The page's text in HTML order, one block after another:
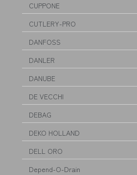
CUPPONE
CUTLERY-PRO
DANFOSS
DANLER
DANUBE
DE VECCHI
DEBAG
DEKO HOLLAND
DELL ORO
Depend-O-Drain